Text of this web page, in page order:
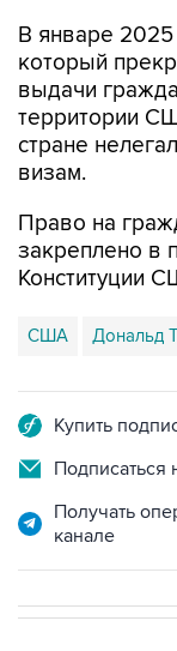
В январе 2025
который
выдачи
территории
стране
визам.
Право на
закреплено в
Конституции
США Дональд
Купить
Подписаться
Получать
канале